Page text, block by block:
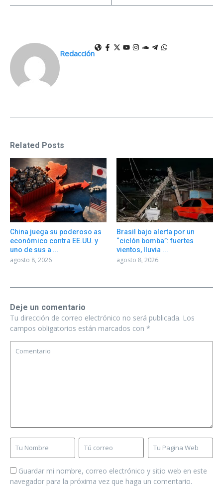
Redacción
Related Posts
China juega su poderoso as
económico contra EE.UU. y
uno de sus a ...
agosto 8, 2026
Brasil bajo alerta por un
“ciclón bomba”: fuertes
vientos, lluvia ...
agosto 8, 2026
Deje un comentario
Tu dirección de correo electrónico no será publicada. Los
campos obligatorios están marcados con *
Guardar mi nombre, correo electrónico y sitio web en este
navegador para la próxima vez que haga un comentario.